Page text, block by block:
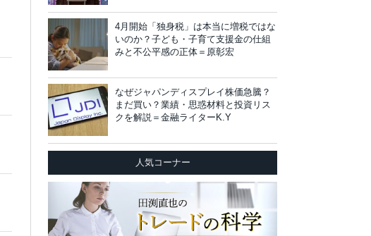
4月開始「独身税」は本当に増税ではな
いのか？子ども・子育て支援金の仕組
みと不公平感の正体＝原彰宏
なぜジャパンディスプレイ株価急騰？
まだ買い？業績・思惑材料と投資リス
クを解説＝金融ライターK.Y
人気コーナー